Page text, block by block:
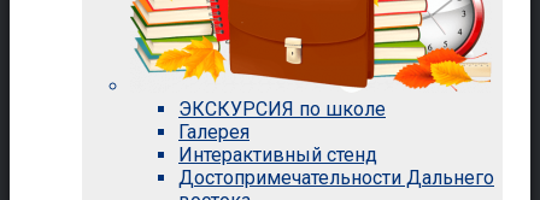
ЭКСКУРСИЯ по школе
Галерея
Интерактивный стенд
Достопримечательности Дальнего